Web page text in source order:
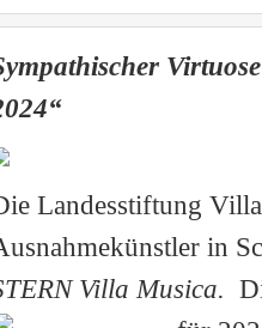
Landesstiftung
in
Villa Musica.